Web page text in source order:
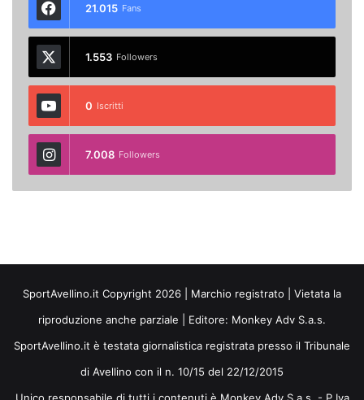
21.015 Fans
1.553 Followers
0 Iscritti
7.008 Followers
SportAvellino.it Copyright 2026 | Marchio registrato | Vietata la
riproduzione anche parziale | Editore: Monkey Adv S.a.s.
SportAvellino.it è testata giornalistica registrata presso il Tribunale
di Avellino con il n. 10/15 del 22/12/2015